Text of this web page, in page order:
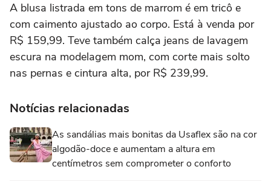
A blusa listrada em tons de marrom é em tricô e
com caimento ajustado ao corpo. Está à venda por
R$ 159,99. Teve também calça jeans de lavagem
escura na modelagem mom, com corte mais solto
nas pernas e cintura alta, por R$ 239,99.
Notícias relacionadas
As sandálias mais bonitas da Usaflex são na cor
algodão-doce e aumentam a altura em
centímetros sem comprometer o conforto